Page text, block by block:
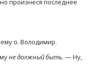
произнеся последнее
о. Володимир.
не должный быть. — Ну,